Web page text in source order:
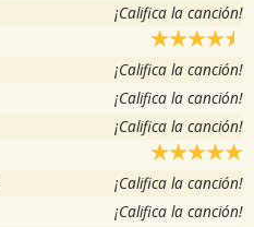
¡Califica la canción!
¡Califica la canción!
¡Califica la canción!
¡Califica la canción!
¡Califica la canción!
¡Califica la canción!